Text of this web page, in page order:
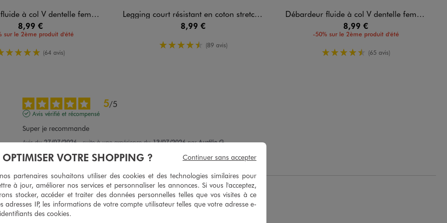
à col V dentelle femme grande taille
8,99 €
sur le 2ème produit d'été
5/5 de moyenne
(64 avis)
Legging court résistant en coton stretch femme
8,99 €
4.5/5 de moyenne
(89 avis)
Débardeur fluide à col V dentelle femme grande taille
8,99 €
-50% sur le 2ème produit d'été
4.5/5 de moyenne
(65 avis)
5/5
Avis vérifié et récompensé
Super je recommande
Avis du27/07/2026 , suite à une expérience du13/07/2026 parAurélie G.
Utile(0) Signaler
5 /5
Avis vérifié et récompensé
heureuse d'avoir trouvé un t shirt long !
OPTIMISER VOTRE SHOPPING ?
partenaires souhaitons utiliser des cookies et des technologies similaires pour
à jour, améliorer nos services et personnaliser les annonces. Si vous l'acceptez,
stocker, accéder et traiter des données personnelles telles que vos visites à ce
adresses IP, les informations de votre compte utilisateur telles que votre adresse e-
des cookies.
Continuer sans accepter